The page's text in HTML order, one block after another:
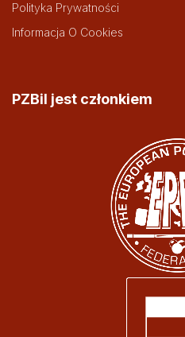
Polityka Prywatności
Informacja O Cookies
PZBil jest członkiem